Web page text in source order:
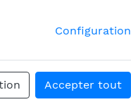
de cookies
Configuration
Rejeter J'accepte
Configuration
Accepter tout